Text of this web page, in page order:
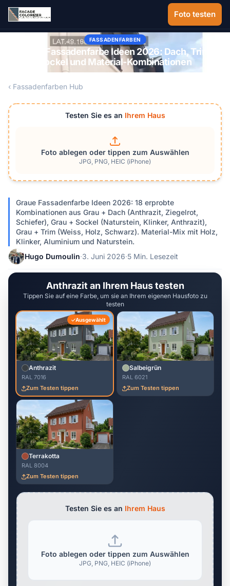
Zum Hauptinhalt springen
Foto testen
FASSADENFARBEN
Graue Fassadenfarbe Ideen 2026: Dach, Trim,
Sockel und Material-Kombinationen
‹ Fassadenfarben Hub
Testen Sie es an Ihrem Haus
Foto ablegen oder tippen zum Auswählen
JPG, PNG, HEIC (iPhone)
Graue Fassadenfarbe Ideen 2026: 18 erprobte
Kombinationen aus Grau + Dach (Anthrazit, Ziegelrot,
Schiefer), Grau + Sockel (Naturstein, Klinker, Anthrazit),
Grau + Trim (Weiss, Holz, Schwarz). Material-Mix mit Holz,
Klinker, Aluminium und Naturstein.
Hugo Dumoulin·3. Juni 2026·5 Min. Lesezeit
Anthrazit an Ihrem Haus testen
Tippen Sie auf eine Farbe, um sie an Ihrem eigenen Hausfoto zu
testen
Ausgewählt
Anthrazit
RAL 7016
Zum Testen tippen
Salbeigrün
RAL 6021
Zum Testen tippen
Terrakotta
RAL 8004
Zum Testen tippen
Testen Sie es an Ihrem Haus
Foto ablegen oder tippen zum Auswählen
JPG, PNG, HEIC (iPhone)